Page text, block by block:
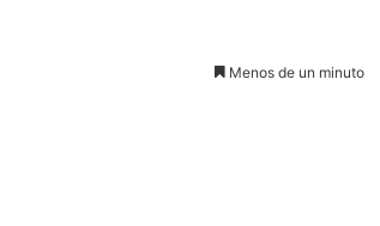
Menos de un minuto